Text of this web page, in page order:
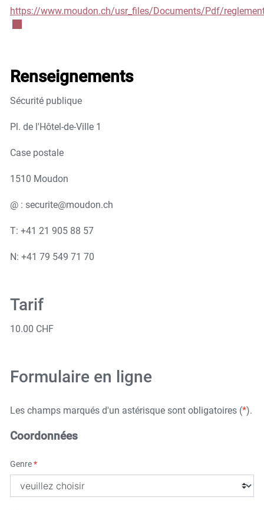
https://www.moudon.ch/usr_files/Documents/Pdf/
Renseignements
Sécurité publique
Pl. de l'Hôtel-de-Ville 1
Case postale
1510 Moudon
@ : securite@moudon.ch
T: +41 21 905 88 57
N: +41 79 549 71 70
Tarif
10.00 CHF
Formulaire en ligne
Les champs marqués d'un astérisque sont obligatoires (*).
Coordonnées
Genre*